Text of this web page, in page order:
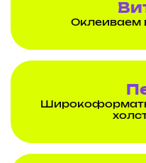
Оклеиваем